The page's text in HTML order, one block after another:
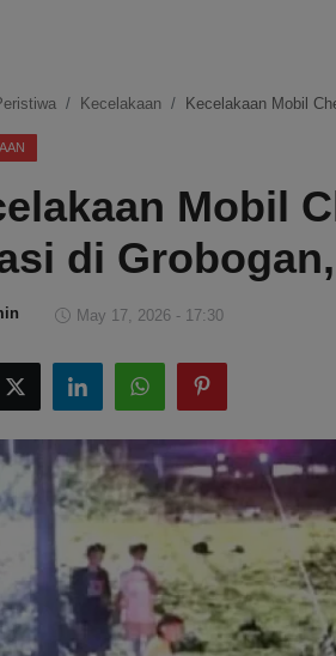
Kecelakaan Kecelakaan Mobil
Mobil
di
May 17, 2026 - 17:30